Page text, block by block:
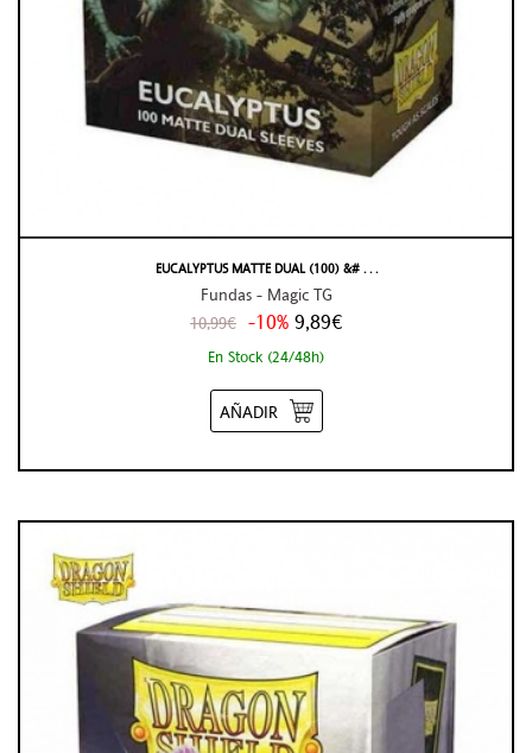
EUCALYPTUS MATTE DUAL (100) &# . . .
Fundas - Magic TG
10,99€ -10% 9,89€
En Stock (24/48h)
AÑADIR